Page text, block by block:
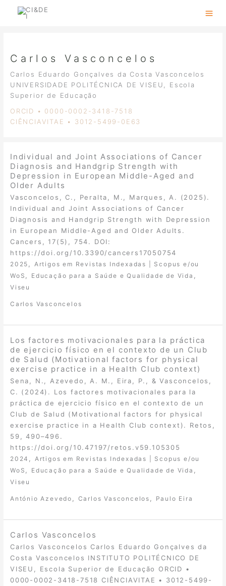
Carlos Vasconcelos
Carlos Eduardo Gonçalves da Costa Vasconcelos
UNIVERSIDADE POLITÉCNICA DE VISEU, Escola
Superior de Educação
ORCID • 0000-0002-3418-7518
CIÊNCIAVITAE • 3012-5499-0E63
Individual and Joint Associations of Cancer
Diagnosis and Handgrip Strength with
Depression in European Middle-Aged and
Older Adults
Vasconcelos, C., Peralta, M., Marques, A. (2025).
Individual and Joint Associations of Cancer
Diagnosis and Handgrip Strength with Depression
in European Middle-Aged and Older Adults.
Cancers, 17(5), 754. DOI:
https://doi.org/10.3390/cancers17050754
2025
Artigos em Revistas Indexadas | Scopus e/ou
WoS
Educação para a Saúde e Qualidade de Vida
Viseu
Carlos Vasconcelos
Los factores motivacionales para la práctica
de ejercicio físico en el contexto de un Club
de Salud (Motivational factors for physical
exercise practice in a Health Club context)
Sena, N., Azevedo, A. M., Eira, P., & Vasconcelos,
C. (2024). Los factores motivacionales para la
práctica de ejercicio físico en el contexto de un
Club de Salud (Motivational factors for physical
exercise practice in a Health Club context). Retos,
59, 490–496.
https://doi.org/10.47197/retos.v59.105305
2024
Artigos em Revistas Indexadas | Scopus e/ou
WoS
Educação para a Saúde e Qualidade de Vida
Viseu
António Azevedo Carlos Vasconcelos Paulo Eira
Carlos Vasconcelos
Carlos Vasconcelos Carlos Eduardo Gonçalves da
Costa Vasconcelos INSTITUTO POLITÉCNICO DE
VISEU, Escola Superior de Educação ORCID •
0000-0002-3418-7518 CIÊNCIAVITAE • 3012-5499-